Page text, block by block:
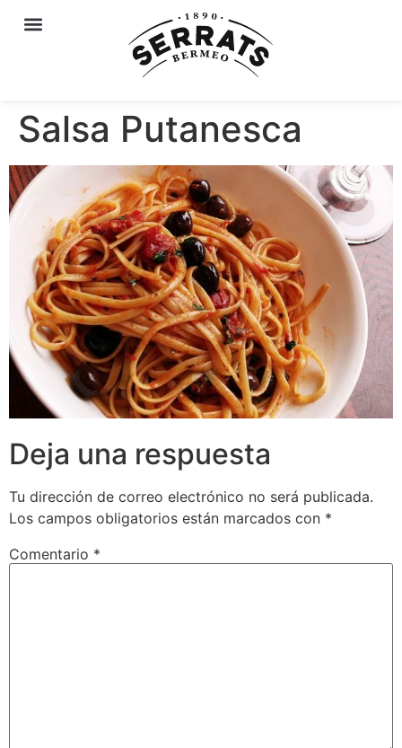
Salsa Putanesca
Deja una respuesta
Tu dirección de correo electrónico no será publicada.
Los campos obligatorios están marcados con *
Comentario *